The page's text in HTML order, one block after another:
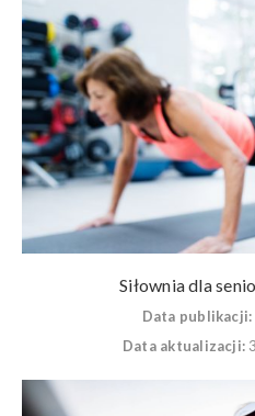
Siłownia dla
Data publikacji:
Data aktualizacji: